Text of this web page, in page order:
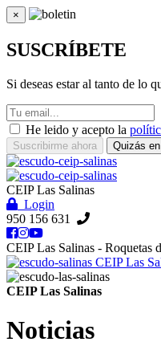
×
Cerrar
SUSCRÍBETE
Si deseas estar al tanto de lo
He leido y acepto la
Suscribirme ahora Quizás
CEIP Las Salinas
Login
950 156 631
CEIP Las Salinas - Roquetas
CEIP Las
CEIP Las Salinas
Noticias